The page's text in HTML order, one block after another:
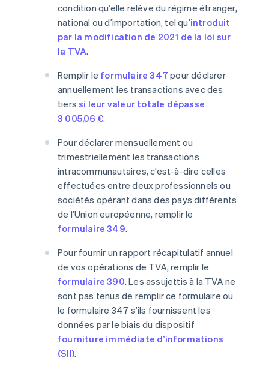
condition qu’elle relève du régime étranger,
national ou d’importation, tel qu’introduit
par la modification de 2021 de la loi sur
la TVA.
Remplir le formulaire 347 pour déclarer
annuellement les transactions avec des
tierssi leur valeur totale dépasse
3 005,06 €.
Pour déclarer mensuellement ou
trimestriellement les transactions
intracommunautaires, c’est-à-dire celles
effectuées entre deux professionnels ou
sociétés opérant dans des pays différents
de l’Union européenne, remplir le
formulaire 349.
Pour fournir un rapport récapitulatif annuel
de vos opérations de TVA, remplir le
formulaire 390. Les assujettis à la TVA ne
sont pas tenus de remplir ce formulaire ou
le formulaire 347 s’ils fournissent les
données par le biais du dispositif
fourniture immédiate d’informations
(SII).